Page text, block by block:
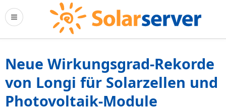
Neue Wirkungsgrad-Rekorde
von Longi für Solarzellen und
Photovoltaik-Module